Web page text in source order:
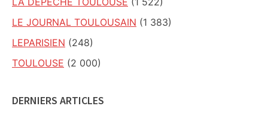
LE JOURNAL TOULOUSAIN (1 383)
LEPARISIEN (248)
TOULOUSE (2 000)
DERNIERS ARTICLES